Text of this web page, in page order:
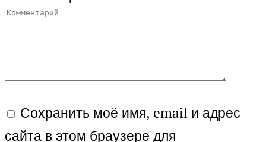
Сохранить моё имя, email и адрес
сайта в этом браузере для